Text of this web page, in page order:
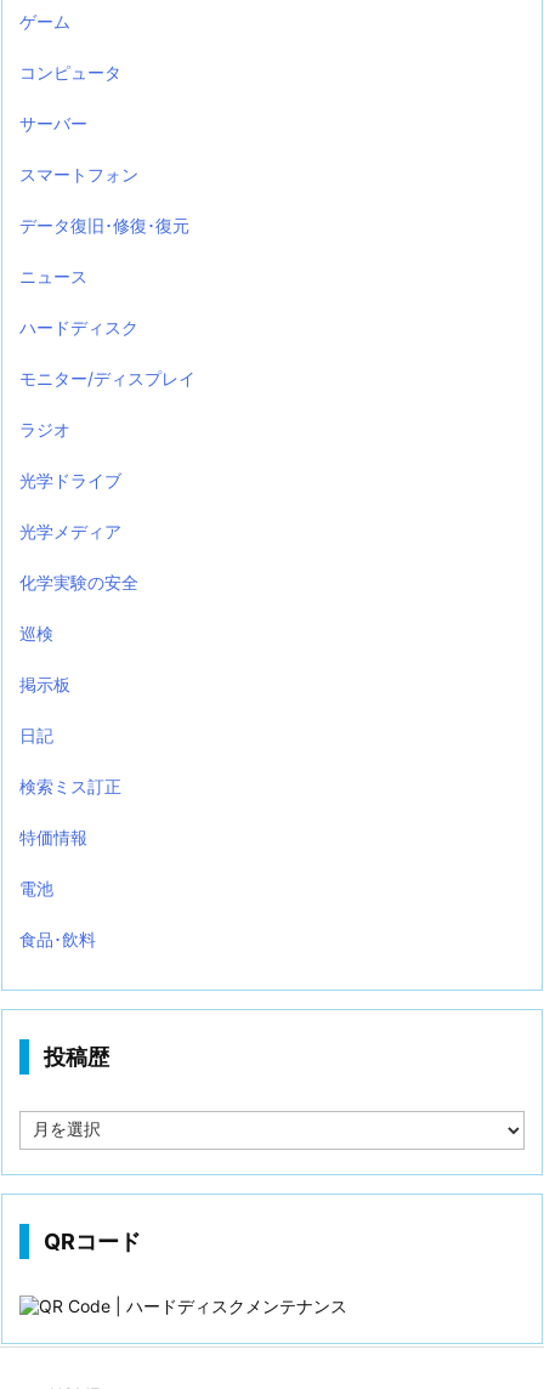
ゲーム
コンピュータ
サーバー
スマートフォン
データ復旧･修復･復元
ニュース
ハードディスク
モニター/ディスプレイ
ラジオ
光学ドライブ
光学メディア
化学実験の安全
巡検
掲示板
日記
検索ミス訂正
特価情報
電池
食品･飲料
投稿歴
稿
QRコード